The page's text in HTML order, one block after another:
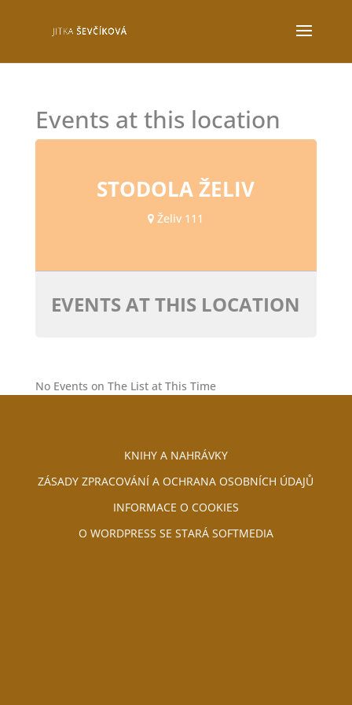
Events at this location
STODOLA ŽELIV
Želiv 111
EVENTS AT THIS LOCATION
No Events on The List at This Time
KNIHY A NAHRÁVKY
ZÁSADY ZPRACOVÁNÍ A OCHRANA OSOBNÍCH ÚDAJŮ
INFORMACE O COOKIES
O WORDPRESS SE STARÁ SOFTMEDIA